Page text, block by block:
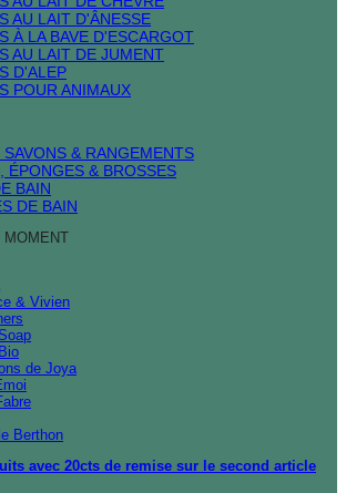
AU LAIT D'ÂNESSE
À LA BAVE D'ESCARGOT
AU LAIT DE JUMENT
D'ALEP
POUR ANIMAUX
SAVONS & RANGEMENTS
ÉPONGES & BROSSES
BAIN
DE BAIN
MOMENT
& Vivien
de Joya
Berthon
avec 20cts de remise sur le second article